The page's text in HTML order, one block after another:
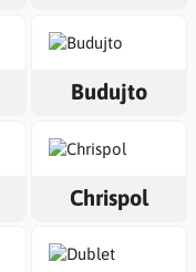
Budujto
Chrispol